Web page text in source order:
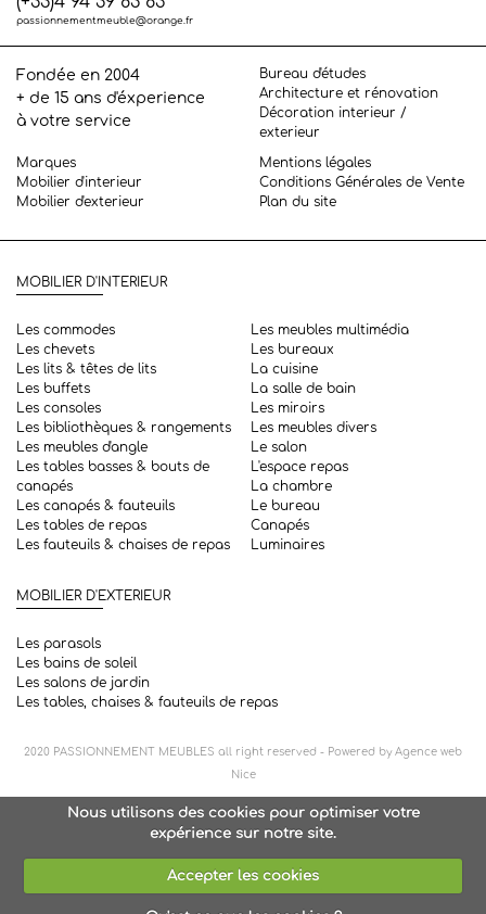
passionnementmeuble@orange.fr
Fondée en 2004
+ de 15 ans d'éxperience
à votre service
Bureau d'études
Architecture et rénovation
Décoration interieur /
exterieur
Marques
Mobilier d'interieur
Mobilier d'exterieur
Mentions légales
Conditions Générales de Vente
Plan du site
MOBILIER D'INTERIEUR
Les commodes
Les chevets
Les lits & têtes de lits
Les buffets
Les consoles
Les bibliothèques & rangements
Les meubles d'angle
Les tables basses & bouts de
canapés
Les canapés & fauteuils
Les tables de repas
Les fauteuils & chaises de repas
Les meubles multimédia
Les bureaux
La cuisine
La salle de bain
Les miroirs
Les meubles divers
Le salon
L'espace repas
La chambre
Le bureau
Canapés
Luminaires
MOBILIER D'EXTERIEUR
Les parasols
Les bains de soleil
Les salons de jardin
Les tables, chaises & fauteuils de repas
2020 PASSIONNEMENT MEUBLES all right reserved - Powered byAgence web
Nice
Nous utilisons des cookies pour optimiser votre
expérience sur notre site.
Accepter les cookies